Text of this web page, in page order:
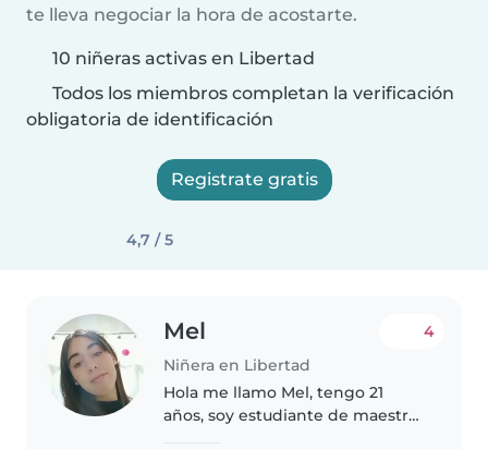
te lleva negociar la hora de acostarte.
10 niñeras activas en Libertad
Todos los miembros completan la verificación
obligatoria de identificación
Registrate gratis
4,7 / 5
Mel
Niñera en Libertad
4
Hola me llamo Mel, tengo 21
años, soy estudiante de maestra